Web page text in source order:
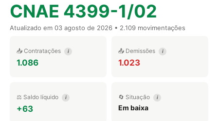
CNAE 4399-1/02
Atualizado em 03 agosto de 2026 • 2.109 movimentações
📥 Contratações i
1.086
📤 Demissões i
1.023
⚖️ Saldo líquido i
+63
🔄 Situação i
Em baixa